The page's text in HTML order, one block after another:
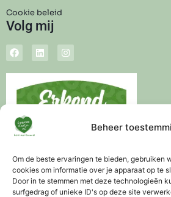
Beheer
Om de beste ervaringen te bieden, gebruiken
cookies om informatie over je apparaat op te
Door in te stemmen met deze technologieën
surfgedrag of unieke ID's op deze site
Cookie beleid
Volg mij